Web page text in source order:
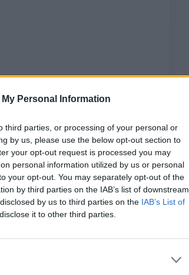
Personal Information
third parties, or processing of your personal or
by us, please use the below opt-out section to
your opt-out request is processed you may
personal information utilized by us or personal
your opt-out. You may separately opt-out of the
by third parties on the IAB’s list of downstream
by us to third parties on the IAB’s List of
it to other third parties.
αυτή την
έδειξε 47,8 βαθμούς
Πραντές και το